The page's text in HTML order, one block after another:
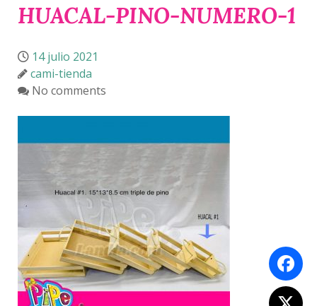
HUACAL-PINO-NUMERO-1
14 julio 2021
cami-tienda
No comments